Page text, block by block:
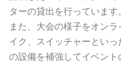
ターの貸出を行っています。
また、大会の様子をオン
イク、スイッチャーとい
の設備を補強してイベント